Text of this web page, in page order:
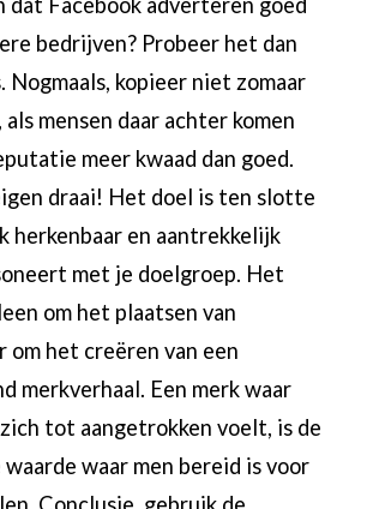
bedrijven? Probeer het dan
Nogmaals, kopieer niet zomaar
mensen daar achter komen
meer kwaad dan goed.
draai! Het doel is ten slotte
herkenbaar en aantrekkelijk
met je doelgroep. Het
om het plaatsen van
om het creëren van een
merkverhaal. Een merk waar
tot aangetrokken voelt, is de
waar men bereid is voor
Conclusie, gebruik de